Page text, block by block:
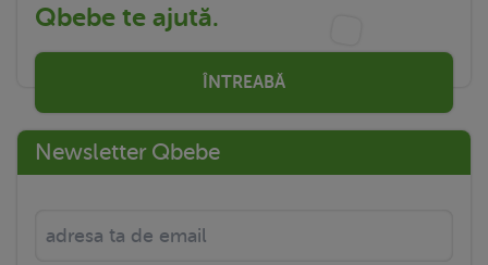
Qbebe te ajută.
ÎNTREABĂ
Newsletter Qbebe